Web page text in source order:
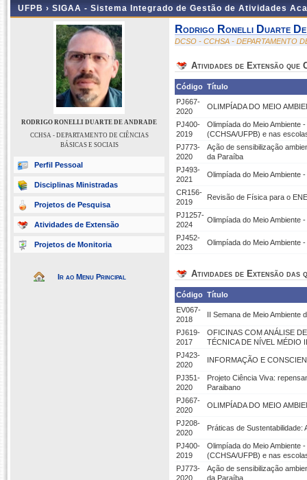
UFPB › SIGAA - Sistema Integrado de Gestão de Atividades
RODRIGO RONELLI DUARTE DE ANDRADE
CCHSA - DEPARTAMENTO DE CIÊNCIAS
BÁSICAS E SOCIAIS
Perfil Pessoal
Disciplinas Ministradas
Projetos de Pesquisa
Atividades de Extensão
Projetos de Monitoria
Ir ao Menu Principal
Rodrigo Ronelli Duarte
DCSO - CCHSA - DEPARTAMENTO
Atividades de Extensão que
Código Título
PJ667-
2020
OLIMPÍADA DO MEIO
PJ400-
2019
Olimpíada do Meio Ambiente
(CCHSA/UFPB) e nas
PJ773-
2020
Ação de sensibilização
da Paraíba
PJ493-
2021
Olimpíada do Meio Ambiente
CR156-
2019
Revisão de Física para o
PJ1257-
2024
Olimpíada do Meio Ambiente
PJ452-
2023
Olimpíada do Meio Ambiente
Atividades de Extensão das
Código Título
EV067-
2018
II Semana de Meio Ambiente
PJ619-
2017
OFICINAS COM ANÁLISE
TÉCNICA DE NÍVEL MÉDIO II
PJ423-
2020
INFORMAÇÃO E
PJ351-
2020
Projeto Ciência Viva:
Paraibano
PJ667-
2020
OLIMPÍADA DO MEIO
PJ208-
2020
Práticas de Sustentabilidade:
PJ400-
2019
Olimpíada do Meio Ambiente
(CCHSA/UFPB) e nas
PJ773-
2020
Ação de sensibilização
da Paraíba